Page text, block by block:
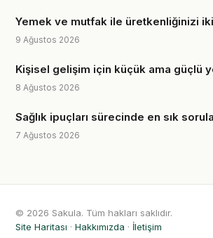
Yemek ve mutfak ile üretkenliğinizi iki
9 Ağustos 2026
Kişisel gelişim için küçük ama güçlü
8 Ağustos 2026
Sağlık ipuçları sürecinde en sık
7 Ağustos 2026
© 2026 Sakula. Tüm hakları saklıdır.
Site Haritası · Hakkımızda · İletişim